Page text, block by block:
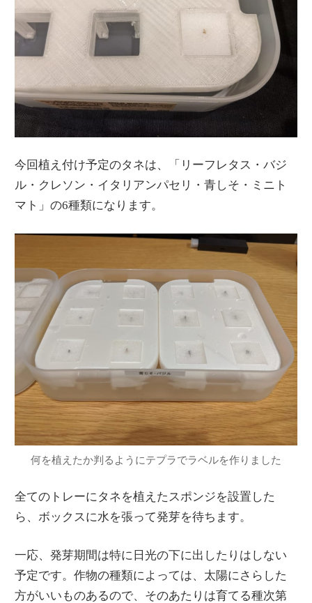
今回植え付け予定のタネは、「リーフレタス・バジ
ル・クレソン・イタリアンパセリ・青しそ・ミニト
マト」の6種類になります。
何を植えたか判るようにテプラでラベルを作りました
全てのトレーにタネを植えたスポンジを設置した
ら、ボックスに水を張って発芽を待ちます。
一応、発芽期間は特に日光の下に出したりはしない
予定です。作物の種類によっては、太陽にさらした
方がいいものあるので、そのあたりは育てる種次第